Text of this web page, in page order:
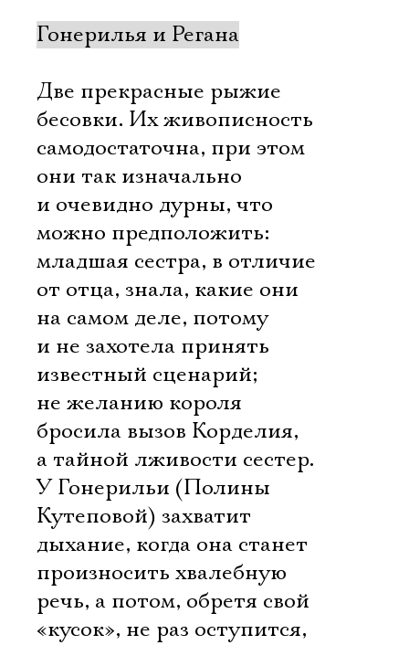
Гонерилья и Регана
Две прекрасные рыжие
бесовки. Их живописность
самодостаточна, при этом
они так изначально
и очевидно дурны, что
можно предположить:
младшая сестра, в отличие
от отца, знала, какие они
на самом деле, потому
и не захотела принять
известный сценарий;
не желанию короля
бросила вызов Корделия,
а тайной лживости сестер.
У Гонерильи (Полины
Кутеповой) захватит
дыхание, когда она станет
произносить хвалебную
речь, а потом, обретя свой
«кусок», не раз оступится,
Электропочта
Ознакомиться